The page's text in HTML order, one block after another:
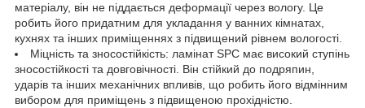
матеріалу, він не піддається деформації через вологу. Це
робить його придатним для укладання у ванних кімнатах,
кухнях та інших приміщеннях з підвищений рівнем вологості.
Міцність та зносостійкість: ламінат SPC має високий ступінь
зносостійкості та довговічності. Він стійкий до подряпин,
ударів та інших механічних впливів, що робить його відмінним
вибором для приміщень з підвищеною прохідністю.